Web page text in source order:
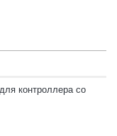
контроллера со